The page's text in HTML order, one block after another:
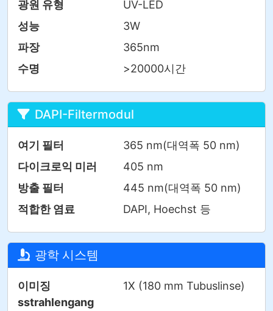
광원 유형
UV-LED
성능
3W
파장
365nm
수명
>20000시간
DAPI-Filtermodul
여기 필터
365 nm(대역폭 50 nm)
다이크로익 미러
405 nm
방출 필터
445 nm(대역폭 50 nm)
적합한 염료
DAPI, Hoechst 등
광학 시스템
이미징
sstrahlengang
1X (180 mm Tubuslinse)